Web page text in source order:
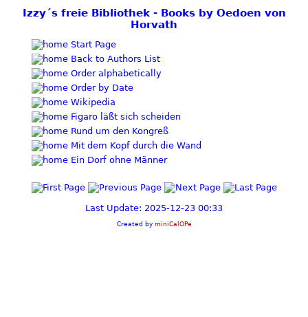
Izzy´s freie Bibliothek - Books by Oedoen von
Horvath
Start Page
Back to Authors List
Order alphabetically
Order by Date
Wikipedia
Figaro läßt sich scheiden
Rund um den Kongreß
Mit dem Kopf durch die Wand
Ein Dorf ohne Männer
Last Update: 2025-12-23 00:33
Created by miniCalOPe